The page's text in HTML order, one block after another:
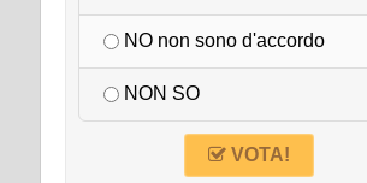
NO non sono d'accordo
NON SO
VOTA!